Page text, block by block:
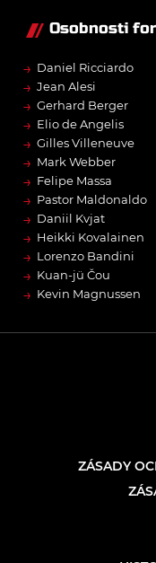
Osobnosti
→ Daniel Ricciardo
→ Jean Alesi
→ Gerhard Berger
→ Elio de Angelis
→ Gilles Villeneuve
→ Mark Webber
→ Felipe Massa
→ Pastor Maldonaldo
→ Daniil Kvjat
→ Heikki Kovalainen
→ Lorenzo Bandini
→ Kuan-jü Čou
→ Kevin Magnussen
ZÁSADY